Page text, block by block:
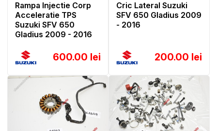
Rampa Injectie Corp
Acceleratie TPS
Suzuki SFV 650
Gladius 2009 - 2016
600.00 lei
Cric Lateral Suzuki
SFV 650 Gladius 2009
- 2016
200.00 lei